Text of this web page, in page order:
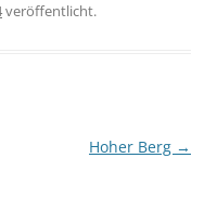
veröffentlicht.
Hoher Berg →